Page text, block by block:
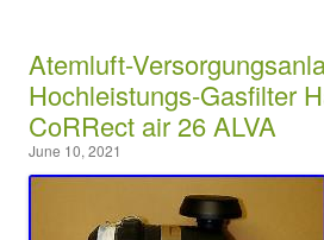
Atemluft-
Hochleistungs-Gasfilter
CoRRect air 26 ALVA
June 10, 2021